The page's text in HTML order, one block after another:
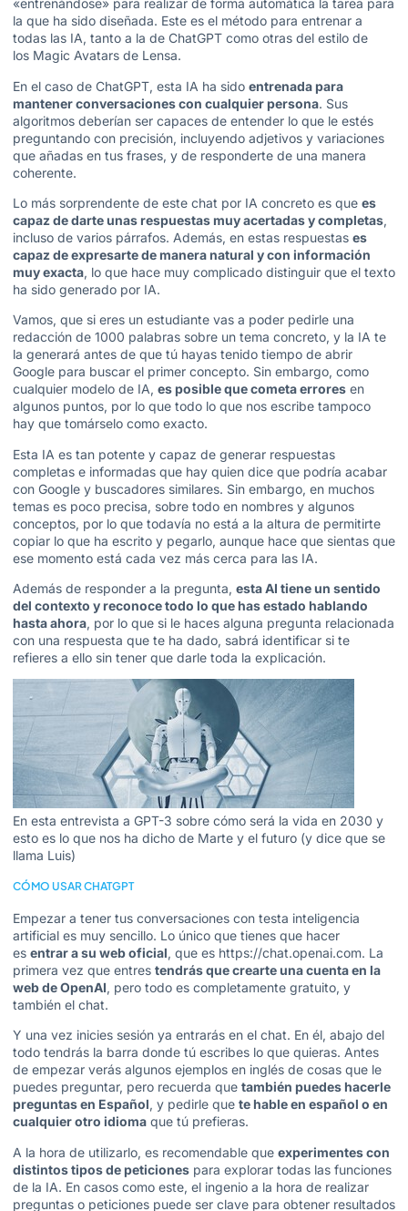
«entrenándose» para realizar de forma automática la tarea para
la que ha sido diseñada. Este es el método para entrenar a
todas las IA, tanto a la de ChatGPT como otras del estilo de
los Magic Avatars de Lensa.
En el caso de ChatGPT, esta IA ha sido entrenada para
mantener conversaciones con cualquier persona. Sus
algoritmos deberían ser capaces de entender lo que le estés
preguntando con precisión, incluyendo adjetivos y variaciones
que añadas en tus frases, y de responderte de una manera
coherente.
Lo más sorprendente de este chat por IA concreto es que es
capaz de darte unas respuestas muy acertadas y completas,
incluso de varios párrafos. Además, en estas respuestas es
capaz de expresarte de manera natural y con información
muy exacta, lo que hace muy complicado distinguir que el texto
ha sido generado por IA.
Vamos, que si eres un estudiante vas a poder pedirle una
redacción de 1000 palabras sobre un tema concreto, y la IA te
la generará antes de que tú hayas tenido tiempo de abrir
Google para buscar el primer concepto. Sin embargo, como
cualquier modelo de IA, es posible que cometa errores en
algunos puntos, por lo que todo lo que nos escribe tampoco
hay que tomárselo como exacto.
Esta IA es tan potente y capaz de generar respuestas
completas e informadas que hay quien dice que podría acabar
con Google y buscadores similares. Sin embargo, en muchos
temas es poco precisa, sobre todo en nombres y algunos
conceptos, por lo que todavía no está a la altura de permitirte
copiar lo que ha escrito y pegarlo, aunque hace que sientas que
ese momento está cada vez más cerca para las IA.
Además de responder a la pregunta, esta AI tiene un sentido
del contexto y reconoce todo lo que has estado hablando
hasta ahora, por lo que si le haces alguna pregunta relacionada
con una respuesta que te ha dado, sabrá identificar si te
refieres a ello sin tener que darle toda la explicación.
En esta entrevista a GPT-3 sobre cómo será la vida en 2030 y
esto es lo que nos ha dicho de Marte y el futuro (y dice que se
llama Luis)
CÓMO USAR CHATGPT
Empezar a tener tus conversaciones con testa inteligencia
artificial es muy sencillo. Lo único que tienes que hacer
es entrar a su web oficial, que es https://chat.openai.com. La
primera vez que entres tendrás que crearte una cuenta en la
web de OpenAI, pero todo es completamente gratuito, y
también el chat.
Y una vez inicies sesión ya entrarás en el chat. En él, abajo del
todo tendrás la barra donde tú escribes lo que quieras. Antes
de empezar verás algunos ejemplos en inglés de cosas que le
puedes preguntar, pero recuerda que también puedes hacerle
preguntas en Español, y pedirle que te hable en español o en
cualquier otro idioma que tú prefieras.
A la hora de utilizarlo, es recomendable que experimentes con
distintos tipos de peticiones para explorar todas las funciones
de la IA. En casos como este, el ingenio a la hora de realizar
preguntas o peticiones puede ser clave para obtener resultados